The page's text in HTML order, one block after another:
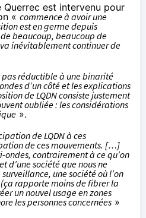
Querrec est intervenu pour
« commence à avoir une
est en germe depuis
beaucoup, beaucoup de
inévitablement continuer de
pas réductible à une binarité
d’un côté et les explications
de LQDN consiste justement
oubliée : les considérations
».
de LQDN à ces
de ces mouvements. […]
ondes, contrairement à ce qu’on
d’une société que nous ne
une société où l’on
rapporte moins de fibrer la
un nouvel usage en zones
les personnes concernées »